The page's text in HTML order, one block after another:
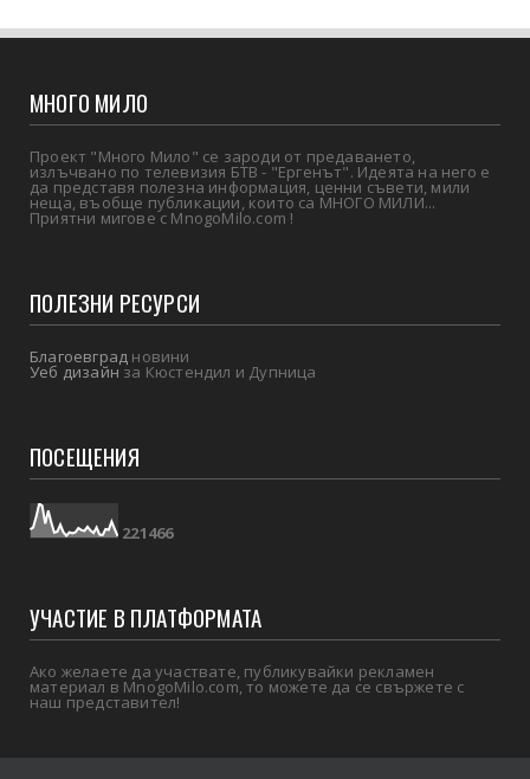
МНОГО МИЛО
Проект "Много Мило" се зароди от предаването,
излъчвано по телевизия БТВ - "Ергенът". Идеята на него е
да представя полезна информация, ценни съвети, мили
неща, въобще публикации, които са МНОГО МИЛИ...
Приятни мигове с MnogoMilo.com !
ПОЛЕЗНИ РЕСУРСИ
Благоевград новини
Уеб дизайнза Кюстендил и Дупница
ПОСЕЩЕНИЯ
221466
УЧАСТИЕ В ПЛАТФОРМАТА
Ако желаете да участвате, публикувайки рекламен
материал в MnogoMilo.com, то можете да се свържете с
наш представител!